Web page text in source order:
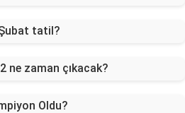
tatil?
ne zaman çıkacak?
Oldu?